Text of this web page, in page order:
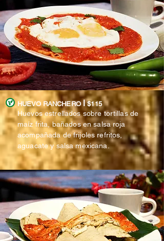
HUEVO RANCHERO l$115
Huevos estrellados sobre tortillas de
maíz frita, bañados en salsa roja
acompañada de frijoles refritos,
aguacate y salsa mexicana.